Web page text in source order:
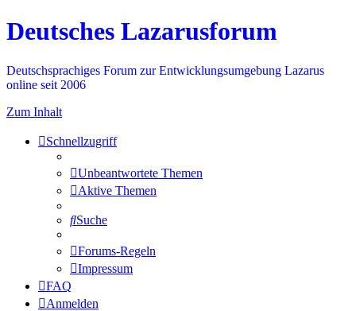
Deutsches Lazarusforum
Deutschsprachiges Forum zur Entwicklungsumgebung Lazarus
online seit 2006
Zum Inhalt
Schnellzugriff
Unbeantwortete Themen
Aktive Themen
Suche
Forums-Regeln
Impressum
FAQ
Anmelden